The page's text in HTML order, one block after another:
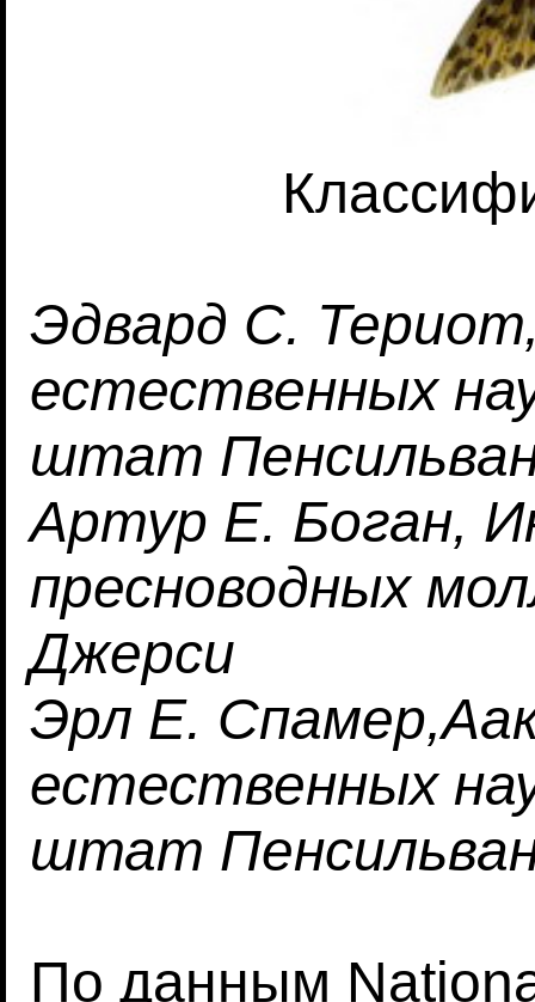
Эдвард С.
естественных
штат
Артур Е. Боган,
пресноводных
Джерси
Эрл Е.
естественных
штат
По данным